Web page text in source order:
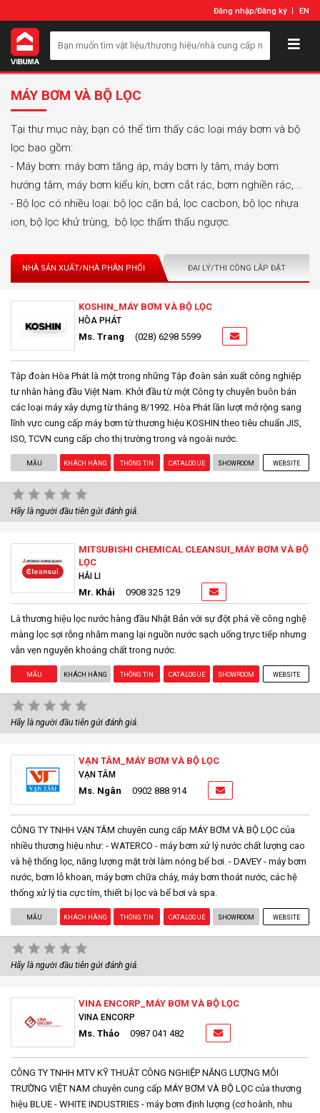
Đăng nhập/Đăng ký EN
MÁY BƠM VÀ BỘ LỌC
Tại thư mục này, bạn có thể tìm thấy các loại máy bơm và bộ
lọc bao gồm:
- Máy bơm: máy bơm tăng áp, máy bơm ly tâm, máy bơm
hướng tâm, máy bơm kiểu kín, bơm cắt rác, bơm nghiền rác,...
- Bộ lọc có nhiều loại: bộ lọc cặn bả, lọc cacbon, bộ lọc nhựa
ion, bộ lọc khử trùng, bộ lọc thẩm thấu ngược.
NHÀ SẢN XUẤT/NHÀ PHÂN PHỐI ĐẠI LÝ/THI CÔNG LẮP ĐẶT
KOSHIN_MÁY BƠM VÀ BỘ LỌC
HÒA PHÁT
Ms. Trang (028) 6298 5599
Tập đoàn Hòa Phát là một trong những Tập đoàn sản xuất công nghiệp
tư nhân hàng đầu Việt Nam. Khởi đầu từ một Công ty chuyên buôn bán
các loại máy xây dựng từ tháng 8/1992. Hòa Phát lần lượt mở rộng sang
lĩnh vực cung cấp máy bơm từ thương hiệu KOSHIN theo tiêu chuẩn JIS,
ISO, TCVN cung cấp cho thị trường trong và ngoài nước.
MẪU KHÁCH HÀNG THÔNG TIN CATALOGUE SHOWROOM WEBSITE
Hãy là người đầu tiên gửi đánh giá.
MITSUBISHI CHEMICAL CLEANSUI_MÁY BƠM VÀ BỘ
LỌC
HẢI LI
Mr. Khải 0908 325 129
Là thương hiệu lọc nước hàng đầu Nhật Bản với sự đột phá về công nghệ
màng lọc sợi rỗng nhằm mang lại nguồn nước sạch uống trực tiếp nhưng
vẫn vẹn nguyên khoáng chất trong nước.
MẪU KHÁCH HÀNG THÔNG TIN CATALOGUE SHOWROOM WEBSITE
Hãy là người đầu tiên gửi đánh giá.
VẠN TÂM_MÁY BƠM VÀ BỘ LỌC
VẠN TÂM
Ms. Ngân 0902 888 914
CÔNG TY TNHH VẠN TÂM chuyên cung cấp MÁY BƠM VÀ BỘ LỌC của
nhiều thương hiệu như: - WATERCO - máy bơm xử lý nước chất lượng cao
và hệ thống lọc, năng lượng mặt trời làm nóng bể bơi. - DAVEY - máy bơm
nước, bơm lỗ khoan, máy bơm chữa cháy, máy bơm thoát nước, các hệ
thống xử lý tia cực tím, thiết bị lọc và bể bơi và spa.
MẪU KHÁCH HÀNG THÔNG TIN CATALOGUE SHOWROOM WEBSITE
Hãy là người đầu tiên gửi đánh giá.
VINA ENCORP_MÁY BƠM VÀ BỘ LỌC
VINA ENCORP
Ms. Thảo 0987 041 482
CÔNG TY TNHH MTV KỸ THUẬT CÔNG NGHIỆP NĂNG LƯỢNG MÔI
TRƯỜNG VIỆT NAM chuyên cung cấp MÁY BƠM VÀ BỘ LỌC của thương
hiệu BLUE - WHITE INDUSTRIES - máy bơm định lượng (cơ hoành, nhu